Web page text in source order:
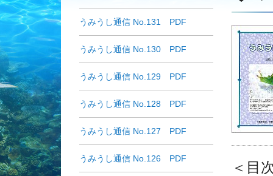
うみうし通信 No.131 PDF
うみうし通信 No.130 PDF
うみうし通信 No.129 PDF
うみうし通信 No.128 PDF
うみうし通信 No.127 PDF
うみうし通信 No.126 PDF
＜目